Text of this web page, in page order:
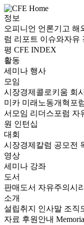
정보
오피니언 언론기고 해
럼 리포트 이슈와자유
평 CFE INDEX
활동
세미나 행사
모임
시장경제콜로키움 회
미카 미래노동개혁포
서모임 리더스포럼 자
원 인턴십
대회
시장경제칼럼 공모전
영상
세미나 강좌
도서
판매도서 자유주의시
소개
설립취지 인사말 조직
자료 후원안내